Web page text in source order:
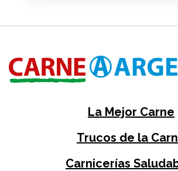
La Mejor Carne
Trucos de la
Carnicerías